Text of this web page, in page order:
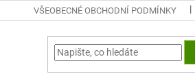
VŠEOBECNÉ OBCHODNÍ PODMÍNKY